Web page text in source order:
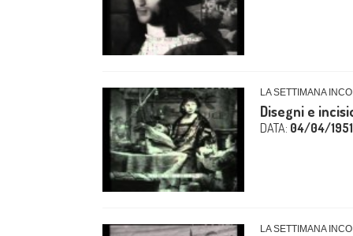
LA SETTIMANA
Disegni e
DATA: 04/04/1951
LA SETTIMANA